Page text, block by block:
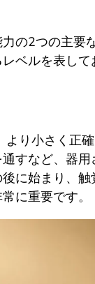
の2つの主要
ベルを表し
より小さく正
すなど、器
に始まり、
に重要です。